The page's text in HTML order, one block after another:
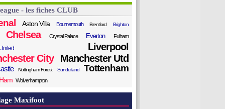
- les fiches CLUB
Aston Villa Bournemouth Brentford Brighton
Chelsea Crystal Palace Everton Fulham
Liverpool
City
Manchester Utd
Nottingham Forest Sunderland Tottenham
Wolverhampton
Maxifoot